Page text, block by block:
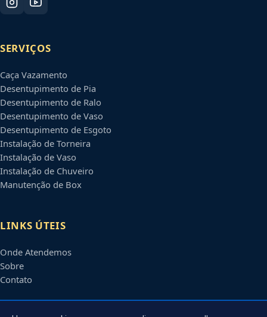
SERVIÇOS
Caça Vazamento
Desentupimento de Pia
Desentupimento de Ralo
Desentupimento de Vaso
Desentupimento de Esgoto
Instalação de Torneira
Instalação de Vaso
Instalação de Chuveiro
Manutenção de Box
LINKS ÚTEIS
Onde Atendemos
Sobre
Contato